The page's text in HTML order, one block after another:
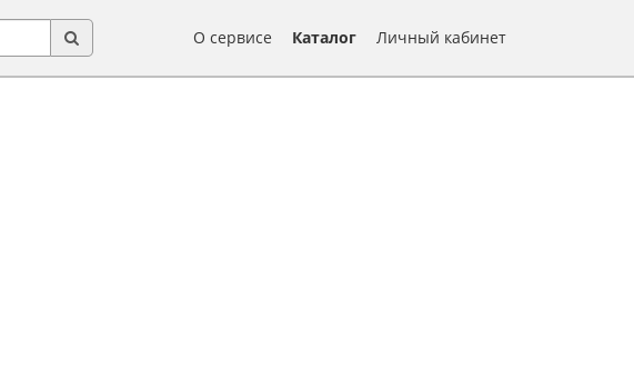
О сервисе Каталог Личный кабинет